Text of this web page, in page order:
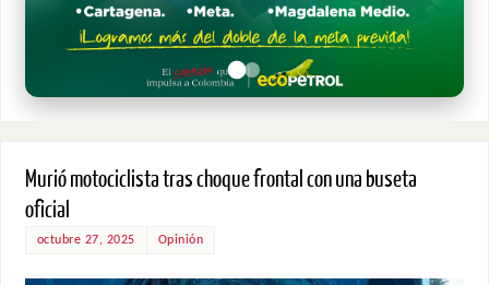
Murió motociclista tras choque frontal con una buseta
oficial
octubre 27, 2025 Opinión